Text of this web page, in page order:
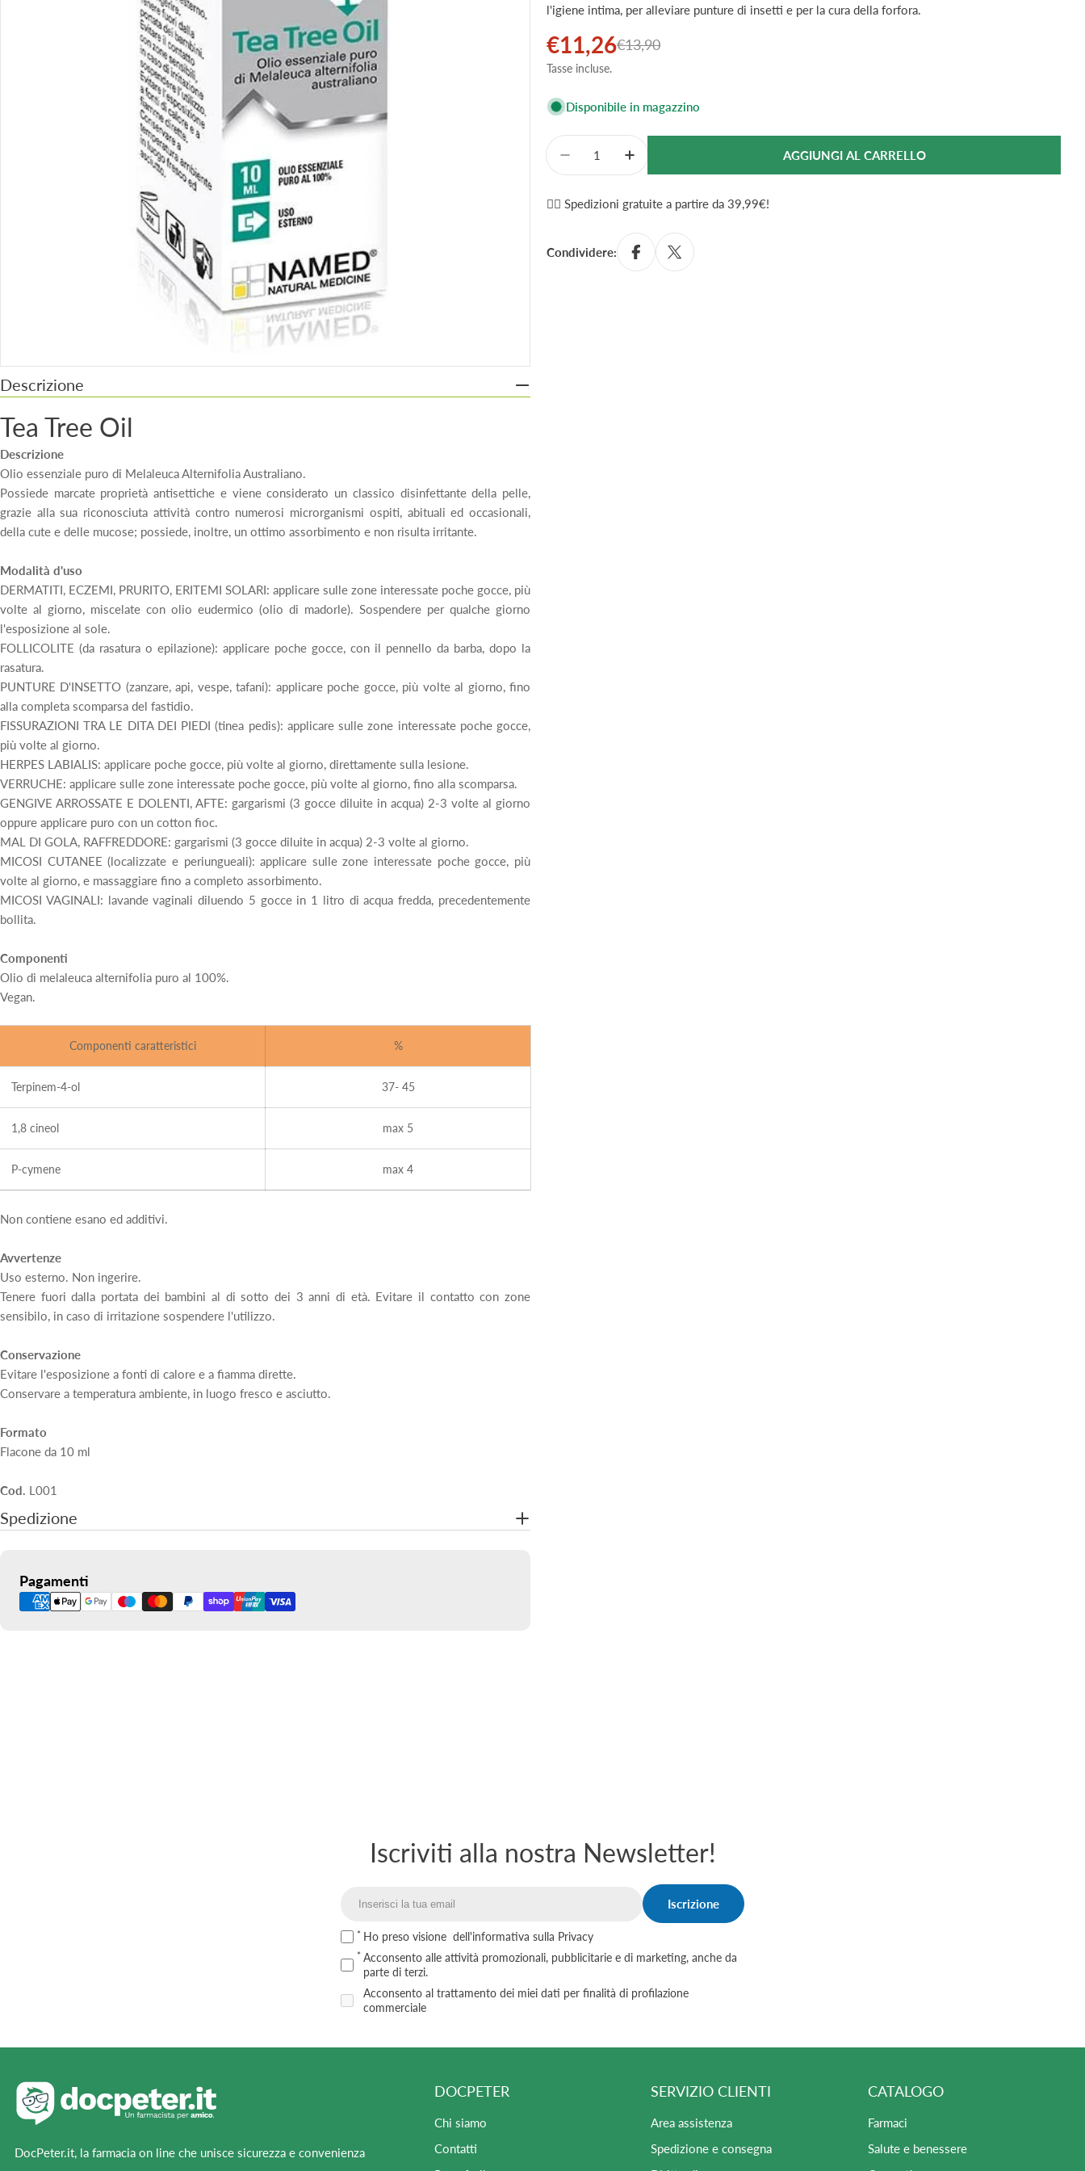
Apri supporto 0 in modalità modale
Descrizione
Tea Tree Oil
Descrizione
Olio essenziale puro di Melaleuca Alternifolia Australiano.
Possiede marcate proprietà antisettiche e viene considerato un classico disinfettante della pelle,
grazie alla sua riconosciuta attività contro numerosi microrganismi ospiti, abituali ed occasionali,
della cute e delle mucose; possiede, inoltre, un ottimo assorbimento e non risulta irritante.
Modalità d'uso
DERMATITI, ECZEMI, PRURITO, ERITEMI SOLARI: applicare sulle zone interessate poche gocce, più
volte al giorno, miscelate con olio eudermico (olio di madorle). Sospendere per qualche giorno
l'esposizione al sole.
FOLLICOLITE (da rasatura o epilazione): applicare poche gocce, con il pennello da barba, dopo la
rasatura.
PUNTURE D'INSETTO (zanzare, api, vespe, tafani): applicare poche gocce, più volte al giorno, fino
alla completa scomparsa del fastidio.
FISSURAZIONI TRA LE DITA DEI PIEDI (tinea pedis): applicare sulle zone interessate poche gocce,
più volte al giorno.
HERPES LABIALIS: applicare poche gocce, più volte al giorno, direttamente sulla lesione.
VERRUCHE: applicare sulle zone interessate poche gocce, più volte al giorno, fino alla scomparsa.
GENGIVE ARROSSATE E DOLENTI, AFTE: gargarismi (3 gocce diluite in acqua) 2-3 volte al giorno
oppure applicare puro con un cotton fioc.
MAL DI GOLA, RAFFREDDORE: gargarismi (3 gocce diluite in acqua) 2-3 volte al giorno.
MICOSI CUTANEE (localizzate e periungueali): applicare sulle zone interessate poche gocce, più
volte al giorno, e massaggiare fino a completo assorbimento.
MICOSI VAGINALI: lavande vaginali diluendo 5 gocce in 1 litro di acqua fredda, precedentemente
bollita.
Componenti
Olio di melaleuca alternifolia puro al 100%.
Vegan.
Componenti caratteristici %
Terpinem-4-ol 37- 45
1,8 cineol max 5
P-cymene max 4
Non contiene esano ed additivi.
Avvertenze
Uso esterno. Non ingerire.
Tenere fuori dalla portata dei bambini al di sotto dei 3 anni di età. Evitare il contatto con zone
sensibilo, in caso di irritazione sospendere l'utilizzo.
Conservazione
Evitare l'esposizione a fonti di calore e a fiamma dirette.
Conservare a temperatura ambiente, in luogo fresco e asciutto.
Formato
Flacone da 10 ml
Cod. L001
Spedizione
Pagamenti
Metodi
di
l'igiene intima, per alleviare punture di insetti e per la cura della forfora.
Prezzo
di
vendita
€11,26
Prezzo
normale
€13,90
Tasse incluse.
Disponibile in magazzino
Quantità
Diminuisci La Quantità Per Named Tea Tree Oil Olio Essenziale Per Uso Esterno
Aumenta La Quantità Per Named Tea Tree Oil Olio Essenziale Per Uso
AGGIUNGI AL CARRELLO
✌🏼 Spedizioni gratuite a partire da 39,99€!
Condividere:
Iscriviti alla nostra Newsletter!
Iscrizione
Ho preso visione dell'informativa sulla Privacy
Acconsento alle attività promozionali, pubblicitarie e di marketing, anche da
parte di terzi.
Acconsento al trattamento dei miei dati per finalità di profilazione
commerciale
DocPeter.it, la farmacia on line che unisce sicurezza e convenienza
DOCPETER
Chi siamo
Contatti
SERVIZIO CLIENTI
Area assistenza
Spedizione e consegna
CATALOGO
Farmaci
Salute e benessere